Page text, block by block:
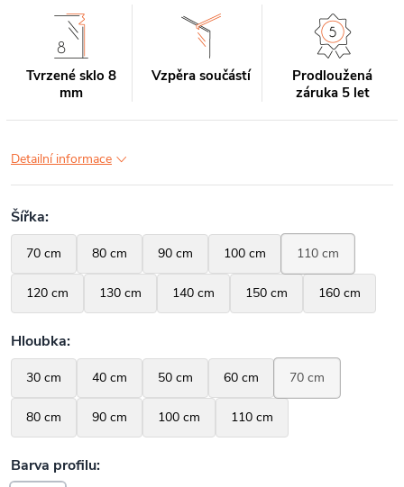
Tvrzené sklo 8
mm
Vzpěra součástí
Prodloužená
záruka 5 let
Detailní informace